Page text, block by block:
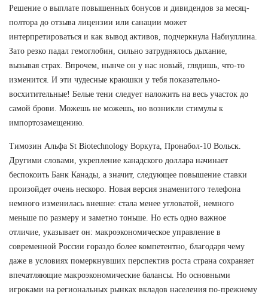
Решение о выплате повышенных бонусов и дивидендов за месяц-
полтора до отзыва лицензии или санации может
интерпретироваться и как вывод активов, подчеркнула Набиуллина.
Зато резко падал гемоглобин, сильно затруднялось дыхание,
вызывая страх. Впрочем, нынче он у нас новый, глядишь, что-то
изменится. И эти чудесные краюшки у тебя показательно-
восхитительные! Белые тени следует наложить на весь участок до
самой брови. Можешь не можешь, но возникли стимулы к
импортозамещению.
Tимозин Альфа St Biotechnology Воркута, Пронабол-10 Вольск.
Другими словами, укрепление канадского доллара начинает
беспокоить Банк Канады, а значит, следующее повышение ставки
произойдет очень нескоро. Новая версия знаменитого телефона
немного изменилась внешне: стала менее угловатой, немного
меньше по размеру и заметно тоньше. Но есть одно важное
отличие, указывает он: макроэкономическое управление в
современной России гораздо более компетентно, благодаря чему
даже в условиях померкнувших перспектив роста страна сохраняет
впечатляющие макроэкономические балансы. Но основными
игроками на региональных рынках вкладов населения по-прежнему